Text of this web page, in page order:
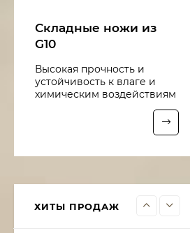
Складные ножи из
G10
Высокая прочность и
устойчивость к влаге и
химическим воздействиям
ХИТЫ ПРОДАЖ
95х18, рукоять
береста
10 016₽
Нож Рыболов-5 сталь
10 922₽